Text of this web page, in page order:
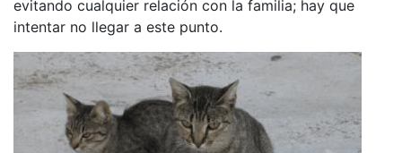
evitando cualquier relación con la familia; hay que
intentar no llegar a este punto.